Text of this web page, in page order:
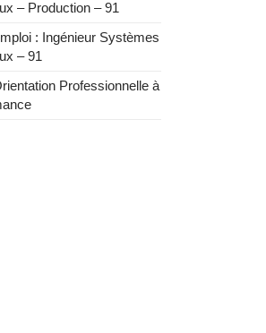
– Production – 91
: Ingénieur Systèmes
– 91
Professionnelle à